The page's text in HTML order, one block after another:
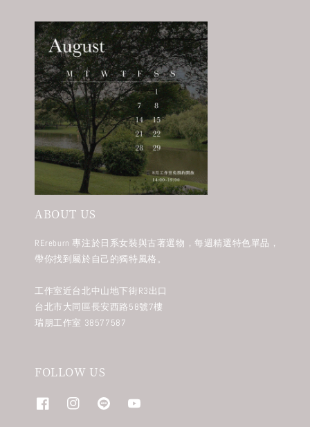
ABOUT US
REreburn 專注於日系女裝與古著選物，每週精選特色單品，
帶你找到屬於自己的獨特風格。
工作室近台北中山地下街R3出口
台北市大同區長安西路58號7樓
瑞朋工作室 38577587
FOLLOW US